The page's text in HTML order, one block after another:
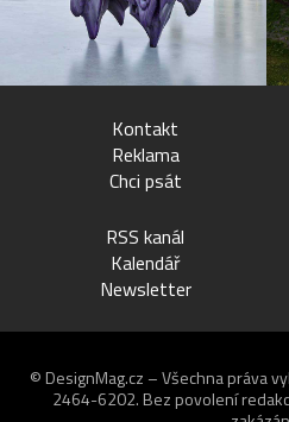
Kontakt
Reklama
Chci psát
RSS kanál
Kalendář
Newsletter
© DesignMag.cz – Všechna práva
2464-6202. Bez povolení